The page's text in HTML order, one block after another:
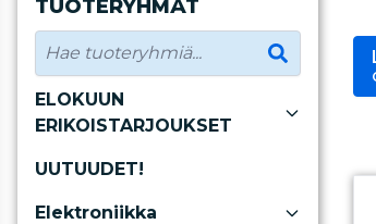
TUOTERYHMÄT
ELOKUUN
ERIKOISTARJOUKSET
UUTUUDET!
Elektroniikka